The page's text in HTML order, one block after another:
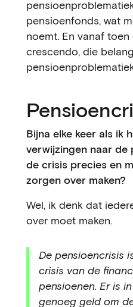
pensioenfonds, wat
noemt. En vanaf
crescendo, die
Bijna elke keer als ik
verwijzingen naar de
de crisis precies en
zorgen over maken?
Wel, ik denk dat
over moet maken.
De pensioencrisis
crisis van de
pensioenen. Er is
genoeg geld om